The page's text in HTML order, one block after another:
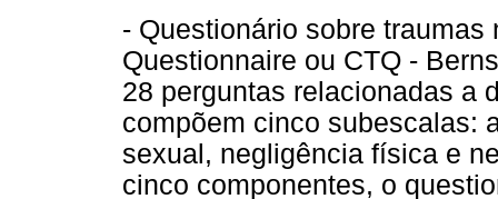
- Questionário sobre
Questionnaire ou CTQ -
28 perguntas relacionadas a
compõem cinco subescalas:
sexual, negligência física e
cinco componentes, o